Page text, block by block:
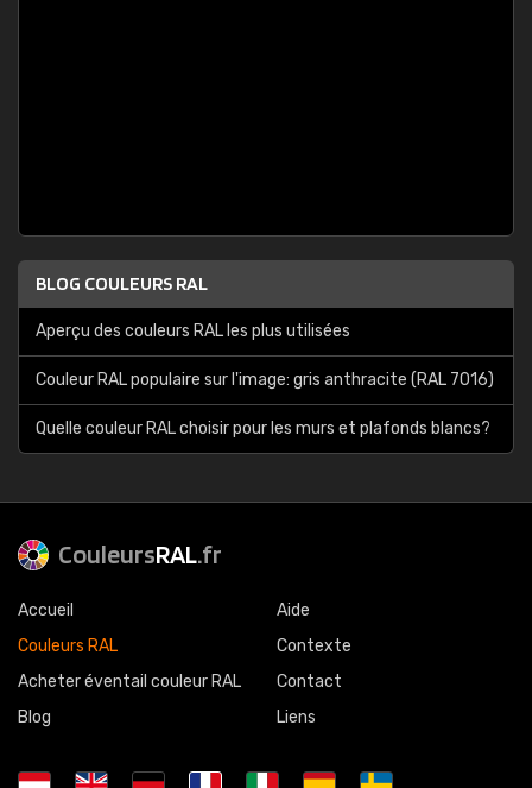
BLOG COULEURS RAL
Aperçu des couleurs RAL les plus utilisées
Couleur RAL populaire sur l'image: gris anthracite (RAL 7016)
Quelle couleur RAL choisir pour les murs et plafonds blancs?
CouleursRAL.fr
Accueil
Couleurs RAL
Acheter éventail couleur RAL
Blog
Aide
Contexte
Contact
Liens